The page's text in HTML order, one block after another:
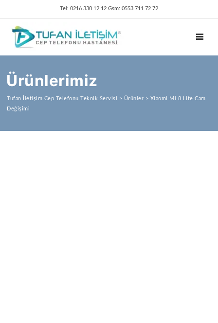
Tel: 0216 330 12 12 Gsm: 0553 711 72 72
Ürünlerimiz
Tufan İletişim Cep Telefonu Teknik Servisi > Ürünler > Xiaomi Mi 8 Lite Cam
Değişimi